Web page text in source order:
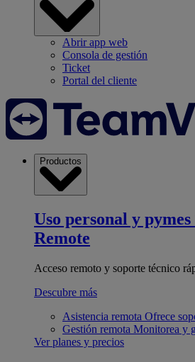
Abrir app web
Consola de gestión
Ticket
Portal del cliente
Productos
Uso personal y pymes
Remote
Acceso remoto y soporte técnico
Descubre más
Asistencia remota Ofrece
Gestión remota Monitorea y
Ver planes y precios